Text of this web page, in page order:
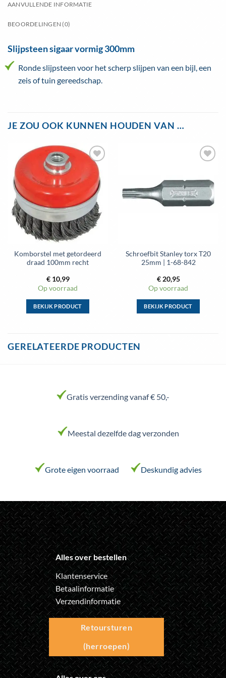
AANVULLENDE INFORMATIE
BEOORDELINGEN (0)
Slijpsteen sigaar vormig 300mm
Ronde slijpsteen voor het scherp slijpen van een bijl, een
zeis of tuin gereedschap.
JE ZOU OOK KUNNEN HOUDEN VAN …
Komborstel met getordeerd
draad 100mm recht
€10,99
Op voorraad
BEKIJK PRODUCT
meerdere
kan
de
Schroefbit Stanley torx T20
25mm | 1-68-842
€20,95
Op voorraad
BEKIJK PRODUCT
de
GERELATEERDE PRODUCTEN
Gratis verzending vanaf € 50,-
Meestal dezelfde dag verzonden
Grote eigen voorraad Deskundig advies
Alles over bestellen
Klantenservice
Betaalinformatie
Verzendinformatie
Retoursturen
(herroepen)